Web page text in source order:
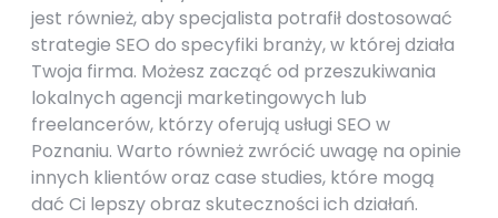
jest również, aby specjalista potrafił dostosować
strategie SEO do specyfiki branży, w której działa
Twoja firma. Możesz zacząć od przeszukiwania
lokalnych agencji marketingowych lub
freelancerów, którzy oferują usługi SEO w
Poznaniu. Warto również zwrócić uwagę na opinie
innych klientów oraz case studies, które mogą
dać Ci lepszy obraz skuteczności ich działań.